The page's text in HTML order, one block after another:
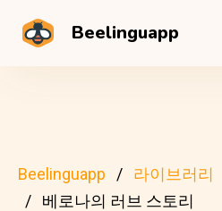
Beelinguapp
Beelinguapp 라이브러리
베로나의 러브 스토리